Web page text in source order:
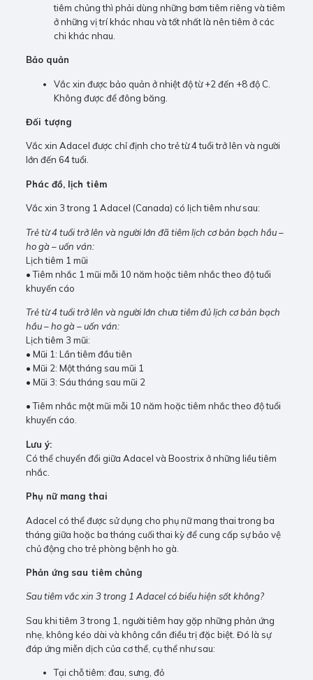
tiêm chủng thì phải dùng những bơm tiêm riêng và tiêm
ở những vị trí khác nhau và tốt nhất là nên tiêm ở các
chi khác nhau.
Bảo quản
Vắc xin được bảo quản ở nhiệt độ từ +2 đến +8 độ C.
Không được để đông băng.
Đối tượng
Vắc xin Adacel được chỉ định cho trẻ từ 4 tuổi trở lên và người
lớn đến 64 tuổi.
Phác đồ, lịch tiêm
Vắc xin 3 trong 1 Adacel (Canada) có lịch tiêm như sau:
Trẻ từ 4 tuổi trở lên và người lớn đã tiêm lịch cơ bản bạch hầu –
ho gà – uốn ván:
Lịch tiêm 1 mũi
• Tiêm nhắc 1 mũi mỗi 10 năm hoặc tiêm nhắc theo độ tuổi
khuyến cáo
Trẻ từ 4 tuổi trở lên và người lớn chưa tiêm đủ lịch cơ bản bạch
hầu – ho gà – uốn ván:
Lịch tiêm 3 mũi:
• Mũi 1: Lần tiêm đầu tiên
• Mũi 2: Một tháng sau mũi 1
• Mũi 3: Sáu tháng sau mũi 2
• Tiêm nhắc một mũi mỗi 10 năm hoặc tiêm nhắc theo độ tuổi
khuyến cáo.
Lưu ý:
Có thể chuyển đổi giữa Adacel và Boostrix ở những liều tiêm
nhắc.
Phụ nữ mang thai
Adacel có thể được sử dụng cho phụ nữ mang thai trong ba
tháng giữa hoặc ba tháng cuối thai kỳ để cung cấp sự bảo vệ
chủ động cho trẻ phòng bệnh ho gà.
Phản ứng sau tiêm chủng
Sau tiêm vắc xin 3 trong 1 Adacel có biểu hiện sốt không?
Sau khi tiêm 3 trong 1, người tiêm hay gặp những phản ứng
nhẹ, không kéo dài và không cần điều trị đặc biệt. Đó là sự
đáp ứng miễn dịch của cơ thể, cụ thể như sau:
Tại chỗ tiêm: đau, sưng, đỏ